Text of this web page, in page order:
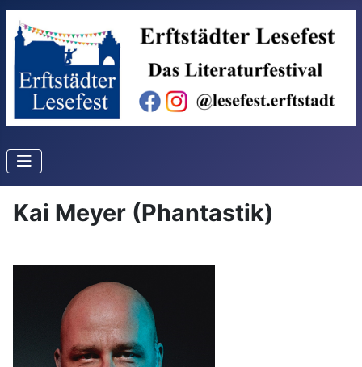
Kai Meyer (Phantastik)